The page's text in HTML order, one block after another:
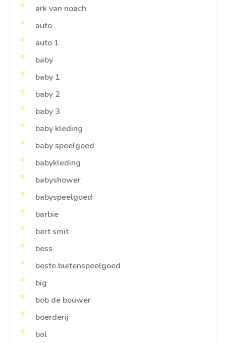
ark van noach
auto
auto 1
baby
baby 1
baby 2
baby 3
baby kleding
baby speelgoed
babykleding
babyshower
babyspeelgoed
barbie
bart smit
bess
beste buitenspeelgoed
big
bob de bouwer
boerderij
bol